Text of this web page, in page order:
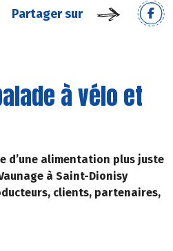
Partager sur
à vélo et
d’une alimentation plus juste
à Saint-Dionisy
clients, partenaires,